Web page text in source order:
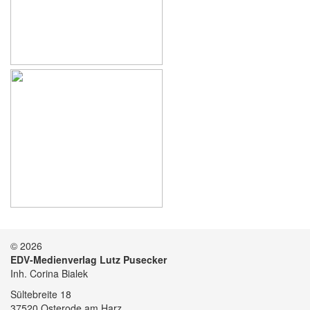
© 2026
EDV-Medienverlag Lutz Pusecker
Inh. Corina Bialek
Sültebreite 18